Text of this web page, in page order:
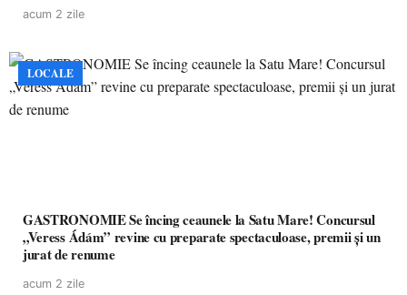
acum 2 zile
LOCALE
GASTRONOMIE Se încing ceaunele la Satu Mare! Concursul
„Veress Ádám” revine cu preparate spectaculoase, premii și un
jurat de renume
acum 2 zile